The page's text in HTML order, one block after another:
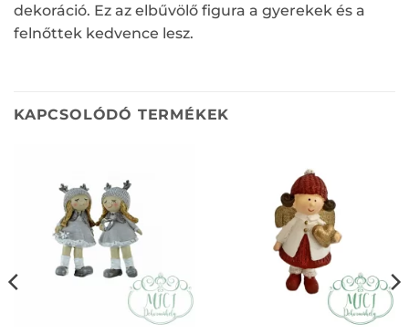
dekoráció. Ez az elbűvölő figura a gyerekek és a
felnőttek kedvence lesz.
KAPCSOLÓDÓ TERMÉKEK